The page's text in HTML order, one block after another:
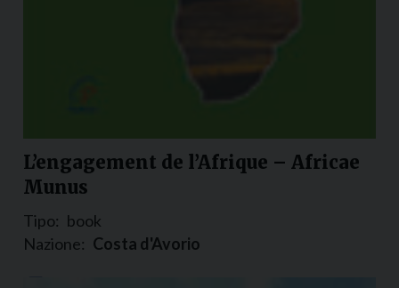
L’engagement de l’Afrique – Africae
Munus
Tipo: book
Nazione: Costa d'Avorio